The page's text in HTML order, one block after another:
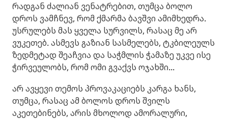
რადგან ძალიან ვენატრებით, თუმცა ბოლო
დროს ვამჩნევ, რომ ქმარმა ბავშვი ამიმხედრა.
უსრულებს მას ყველა სურვილს, რასაც მე არ
ვუკეთებ. ასმევს გაზიან სასმელებს, ტკბილეულს
ზედმეტად შეაჩვია და საჭმლის ჭამაზე უკვე ისე
ჭირვეულობს, რომ ომი გვაქვს ოჯახში...
არ ავყევი თემოს პროვაკაციებს კარგა ხანს,
თუმცა, რასაც ამ ბოლოს დროს შვილს
აკეთებინებს, არის მხოლოდ ამორალური,